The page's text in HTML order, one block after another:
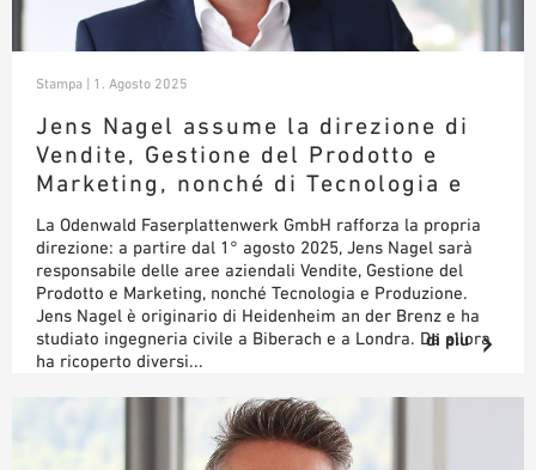
Stampa | 1. Agosto 2025
Jens Nagel assume la direzione di
Vendite, Gestione del Prodotto e
Marketing, nonché di Tecnologia e
Produzione presso OWA
La Odenwald Faserplattenwerk GmbH rafforza la propria
direzione: a partire dal 1° agosto 2025, Jens Nagel sarà
responsabile delle aree aziendali Vendite, Gestione del
Prodotto e Marketing, nonché Tecnologia e Produzione.
Jens Nagel è originario di Heidenheim an der Brenz e ha
studiato ingegneria civile a Biberach e a Londra. Da allora
ha ricoperto diversi...
di pìu